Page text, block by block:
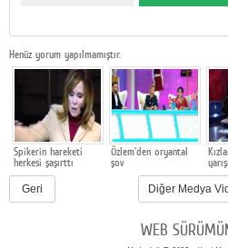
Henüz yorum yapılmamıştır.
Spikerin hareketi
herkesi şaşırttı
Özlem'den oryantal
şov
Geri Diğer Medya
WEB